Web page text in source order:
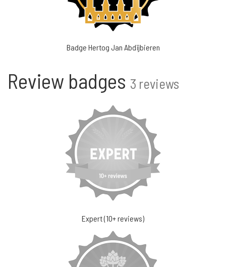
Badge Hertog Jan Abdijbieren
Review badges 3 reviews
Expert (10+ reviews)